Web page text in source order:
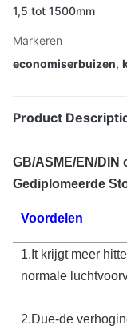
1,5 tot 1500mm
Markeren
economiserbuizen,
Product
GB/ASME/EN/
Gediplomeerde
Voordelen
1.It krijgt meer
normale
2.Due-de